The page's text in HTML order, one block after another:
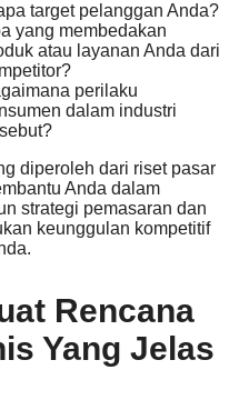
target pelanggan Anda?
yang membedakan
atau layanan Anda dari
perilaku
dalam industri
diperoleh dari riset pasar
Anda dalam
strategi pemasaran dan
keunggulan kompetitif
Rencana
Yang Jelas